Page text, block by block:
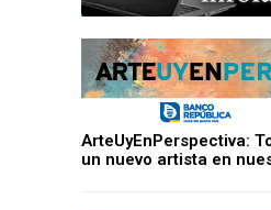
ArteUyEnPerspectiva:
un nuevo artista en